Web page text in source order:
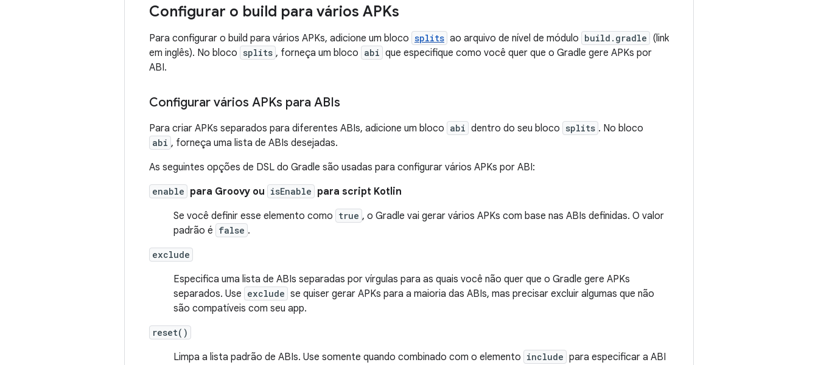
Configurar o build para vários APKs
Para configurar o build para vários APKs, adicione um bloco splits ao arquivo de nível de módulo build.gradle (link
em inglês). No bloco splits , forneça um bloco abi que especifique como você quer que o Gradle gere APKs por
ABI.
Configurar vários APKs para ABIs
Para criar APKs separados para diferentes ABIs, adicione um bloco abi dentro do seu bloco splits . No bloco
abi , forneça uma lista de ABIs desejadas.
As seguintes opções de DSL do Gradle são usadas para configurar vários APKs por ABI:
enable para Groovy ou isEnable para script Kotlin
Se você definir esse elemento como true , o Gradle vai gerar vários APKs com base nas ABIs definidas. O valor
padrão é false .
exclude
Especifica uma lista de ABIs separadas por vírgulas para as quais você não quer que o Gradle gere APKs
separados. Use exclude se quiser gerar APKs para a maioria das ABIs, mas precisar excluir algumas que não
são compatíveis com seu app.
reset()
Limpa a lista padrão de ABIs. Use somente quando combinado com o elemento include para especificar a ABI